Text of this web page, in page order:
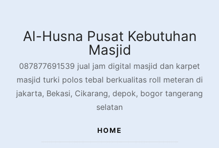
contentAl-Husna Pusat Kebutuhan
Masjid
087877691539 jual jam digital masjid dan karpet
masjid turki polos tebal berkualitas roll meteran di
jakarta, Bekasi, Cikarang, depok, bogor tangerang
selatan
HOME